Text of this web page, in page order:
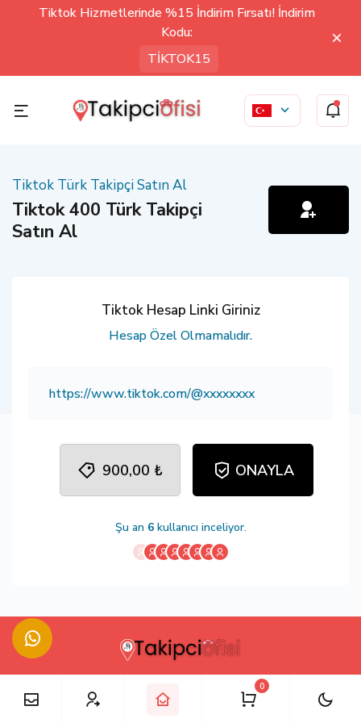
Tiktok Hizmetlerinde %15 İndirim Fırsatı! İndirim
Kodu:
TİKTOK15
0
Tiktok Türk Takipçi Satın Al
Tiktok 400 Türk Takipçi
Satın Al
Tiktok Hesap Linki Giriniz
Hesap Özel Olmamalıdır.
900,00 ₺ ONAYLA
Şu an 6kullanıcı inceliyor.